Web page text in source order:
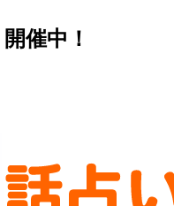
催中！